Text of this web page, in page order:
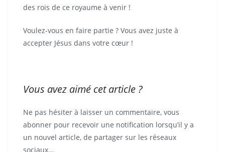
des rois de ce royaume à venir !
Voulez-vous en faire partie ? Vous avez juste à
accepter Jésus dans votre cœur !
Vous avez aimé cet article ?
Ne pas hésiter à laisser un commentaire, vous
abonner pour recevoir une notification lorsqu’il y a
un nouvel article, de partager sur les réseaux
sociaux…